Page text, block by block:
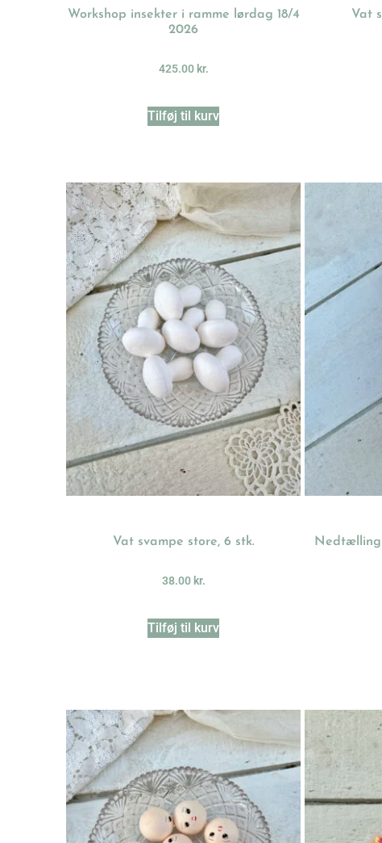
Workshop insekter i ramme lørdag 18/4
2026
425.00 kr.
Tilføj til kurv
Vat
Vat svampe store, 6 stk.
38.00 kr.
Tilføj til kurv